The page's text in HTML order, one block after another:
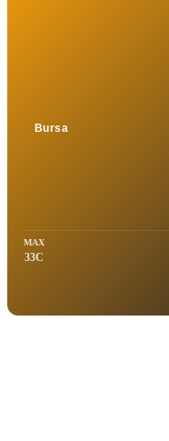
Sehir sec
MAX
33C